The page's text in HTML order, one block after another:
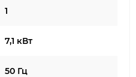
1
7,1 кВт
50 Гц